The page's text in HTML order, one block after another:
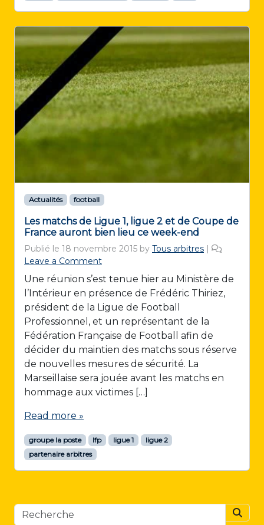
Actualités football
Les matchs de Ligue 1, ligue 2 et de Coupe de
France auront bien lieu ce week-end
Publié le 18 novembre 2015 by Tous arbitres |
Leave a Comment
Une réunion s’est tenue hier au Ministère de
l’Intérieur en présence de Frédéric Thiriez,
président de la Ligue de Football
Professionnel, et un représentant de la
Fédération Française de Football afin de
décider du maintien des matchs sous réserve
de nouvelles mesures de sécurité. La
Marseillaise sera jouée avant les matchs en
hommage aux victimes […]
Read more »
groupe la poste lfp ligue 1
ligue 2
partenaire arbitres